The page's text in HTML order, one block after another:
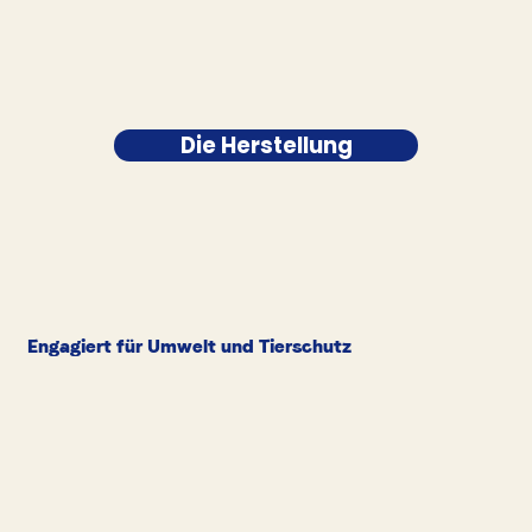
Die Herstellung
Engagiert für Umwelt und Tierschutz